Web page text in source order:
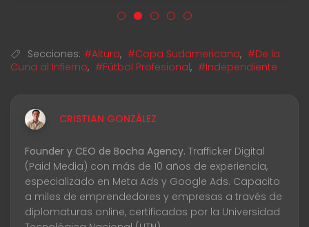
Secciones: #Altura, #Copa Sudamericana, #De la
Cuna al Infierno, #Fútbol Profesional, #Independiente
CRISTIAN GONZÁLEZ
Founder y CEO de Bocha Agency. Trafficker Digital
(Paid Media) con más de 10 años de experiencia,
especializado en Meta Ads y Google Ads. Capacito
a miles de emprendedores y empresas a través de
diplomaturas online, certificadas por la Universidad